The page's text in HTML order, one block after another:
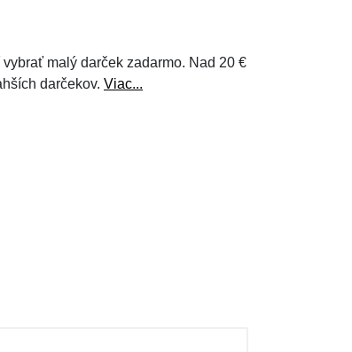
malý darček zadarmo. Nad 20 €
darčekov. Viac...